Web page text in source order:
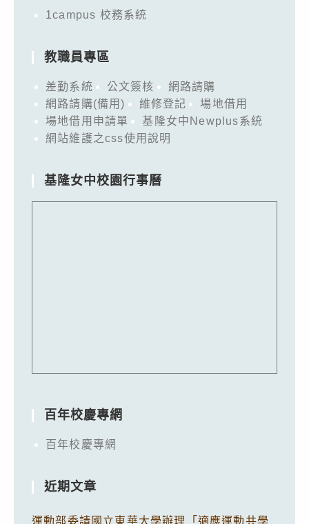
1campus 校務系統
教職員專區
差勤系統 公文簽核
網路請購
網路請購(備用)
維修登記
場地借用
場地借用申請單
基隆女中Newplus系統
網站維護之css使用說明
基隆女中校園行事曆
百年校慶專網
百年校慶專網
近期文章
運動部委請國立東華大學辦理「適應運動共學